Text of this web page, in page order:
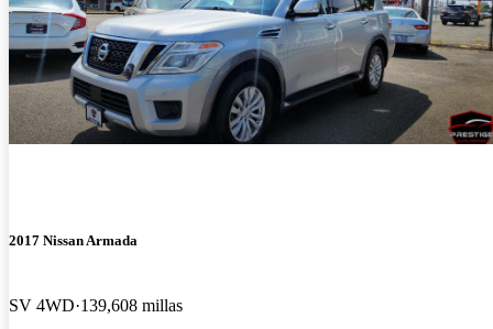
2017 Nissan Armada
SV 4WD 139,608 millas